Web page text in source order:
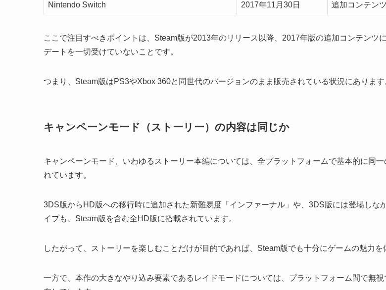
Nintendo Switch 2017年11月30日 追加コンテン
ここで注目すべきポイントは、Steam版が2013年のリリース以降、2017年版の追加コンテンツ
デートを一切受けていないことです。
つまり、Steam版はPS3やXbox 360と同世代のバージョンのまま販売されている状況にあります
キャンペーンモード（ストーリー）の内容は同じか
キャンペーンモード、いわゆるストーリー本編については、全プラットフォームで基本的に同一
れています。
3DS版からHD版への移行時に追加された新難易度「インファーナル」や、3DS版には登場しな
イプも、Steam版を含む全HD版に搭載されています。
したがって、ストーリーを楽しむことだけが目的であれば、Steam版でも十分にゲームの魅力を
一方で、本作の大きなやり込み要素であるレイドモードについては、プラットフォーム間で無